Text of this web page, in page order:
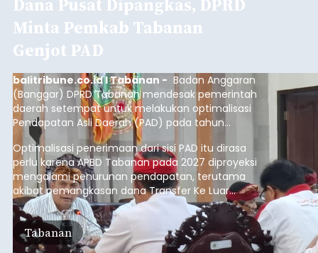
Minta Pemkab Tabanan
Genjot PAD
balitribune.co.id I Tabanan - Badan Anggaran
(Banggar) DPRD Tabanan mendesak pemerintah
daerah setempat untuk melakukan optimalisasi
Pendapatan Asli Daerah (PAD) pada tahun
anggaran 2027.
Optimalisasi penerimaan dari sisi PAD itu dirasa
perlu karena APBD Tabanan pada 2027 diproyeksi
mengalami penurunan pendapatan, terutama
akibat pemangkasan dana Transfer Ke Luar
Daerah (TKD) dari pemerintah pusat.
Tabanan